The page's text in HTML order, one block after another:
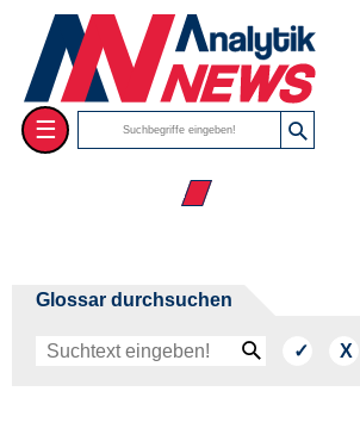
☰
☰ Dissertationen
Glossar durchsuchen